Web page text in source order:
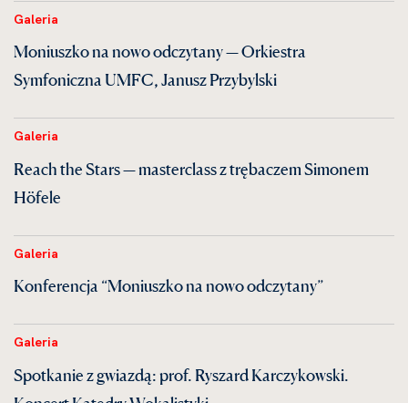
Galeria
Moniuszko na nowo odczytany — Orkiestra
Symfoniczna UMFC, Janusz Przybylski
Galeria
Reach the Stars — masterclass z trębaczem Simonem
Höfele
Galeria
Konferencja “Moniuszko na nowo odczytany”
Galeria
Spotkanie z gwiazdą: prof. Ryszard Karczykowski.